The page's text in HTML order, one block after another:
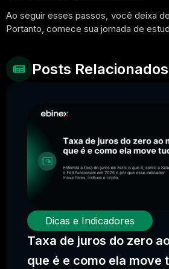
Ao seguir esses passos, você deixa
Portanto, comece sua jornada de
Posts Relacionados
Dicas e Indicadores
Taxa de juros do zero
que é e como ela move